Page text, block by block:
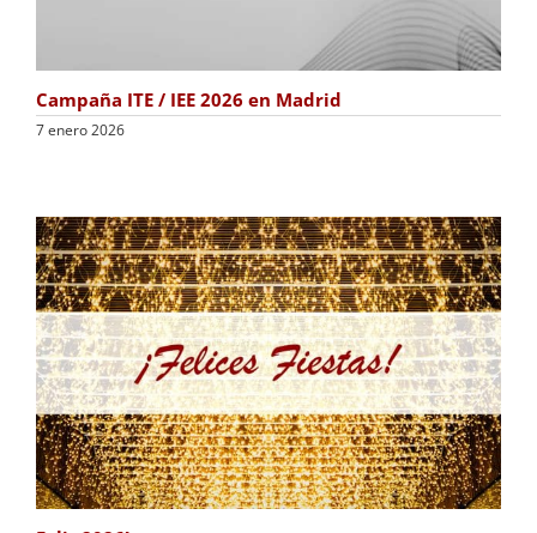
Campaña ITE / IEE 2026 en Madrid
7 enero 2026